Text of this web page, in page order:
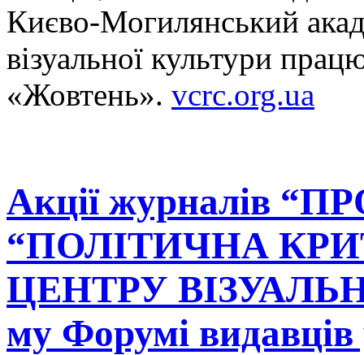
Києво-Могилянський
візуальної культури
«Жовтень». vcrc.org.ua
Акції журналів
“ПОЛІТИЧНА
ЦЕНТРУ
му Форумі видавців